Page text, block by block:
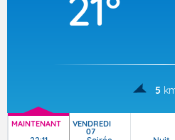
5
MAINTENANT VENDREDI
07